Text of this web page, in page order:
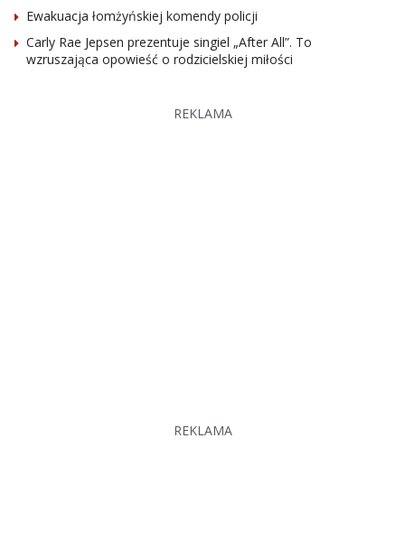
Ewakuacja łomżyńskiej komendy policji
Carly Rae Jepsen prezentuje singiel „After All”. To
wzruszająca opowieść o rodzicielskiej miłości
REKLAMA
REKLAMA